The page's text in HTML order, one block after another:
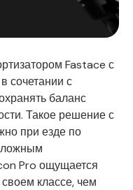
Fastace с
сочетании с
баланс
Такое решение с
при езде по
Pro ощущается
классе, чем